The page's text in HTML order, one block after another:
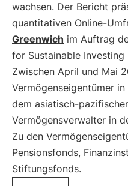
wachsen. Der Bericht
quantitativen Online-
Greenwich im Auftrag
for Sustainable Investing
Zwischen April und Mai
Vermögenseigentümer
dem asiatisch-
Vermögensverwalter in
Zu den
Pensionsfonds,
Stiftungsfonds.